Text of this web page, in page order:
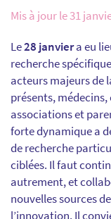
Mis à jour le 31
Le28 janviera eu
recherche
acteurs majeurs de
présents,
associations et
forte dynamique a
de recherche
ciblées. Il faut
autrement, et
nouvelles sources
l’innovation. Il